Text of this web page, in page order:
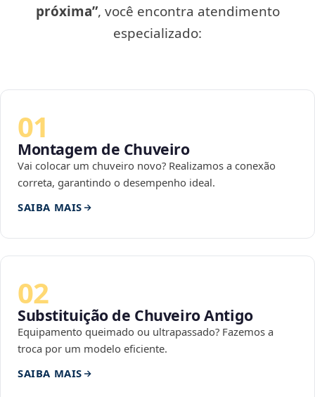
próxima”, você encontra atendimento
especializado:
01
Montagem de Chuveiro
Vai colocar um chuveiro novo? Realizamos a conexão
correta, garantindo o desempenho ideal.
SAIBA MAIS
02
Substituição de Chuveiro Antigo
Equipamento queimado ou ultrapassado? Fazemos a
troca por um modelo eficiente.
SAIBA MAIS